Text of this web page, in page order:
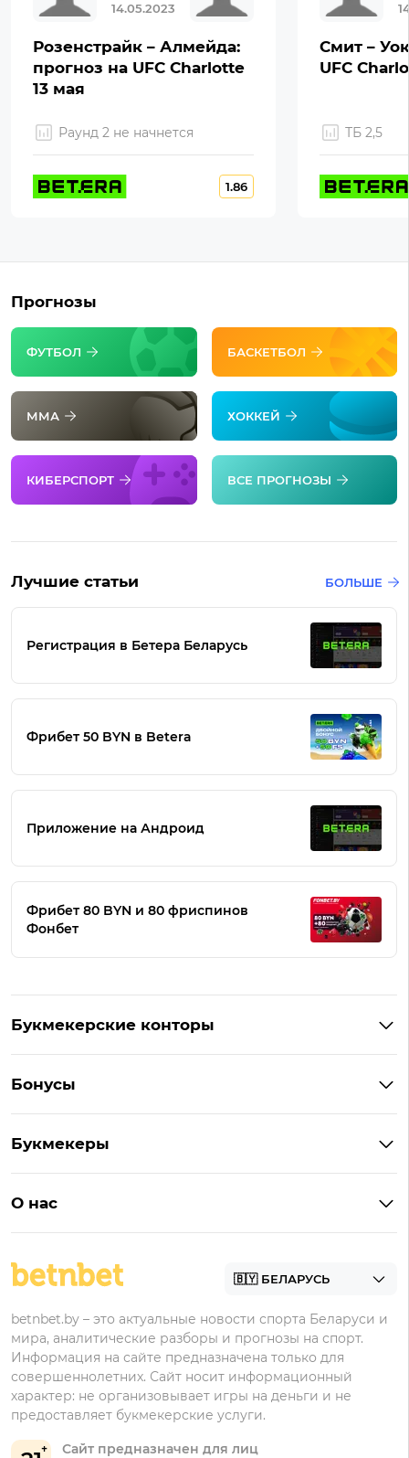
14.05.2023
Розенстрайк – Алмейда:
прогноз на UFC Charlotte
13 мая
Раунд 2 не начнется
1.86
Смит –
UFC
ТБ 2,5
Прогнозы
ФУТБОЛ БАСКЕТБОЛ
ММА ХОККЕЙ
КИБЕРСПОРТ ВСЕ ПРОГНОЗЫ
Лучшие статьи БОЛЬШЕ
Регистрация в Бетера Беларусь
Фрибет 50 BYN в Betera
Приложение на Андроид
Фрибет 80 BYN и 80 фриспинов
Фонбет
Букмекерские конторы
Букмекеры на Андроид
БК для ставок на киберспорт
Бонусы
Бонус на депозит
Бонусы Бетера
Бонусы Винлайн
Букмекеры
Марафонбет
О нас
Сайт предназначен для лиц
betnbet.by – это актуальные новости спорта Беларуси и
мира, аналитические разборы и прогнозы на спорт.
Информация на сайте предназначена только для
совершеннолетних. Сайт носит информационный
характер: не организовывает игры на деньги и не
предоставляет букмекерские услуги.